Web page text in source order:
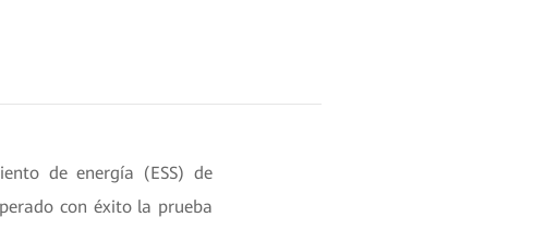
de energía (ESS) de
con éxito la prueba